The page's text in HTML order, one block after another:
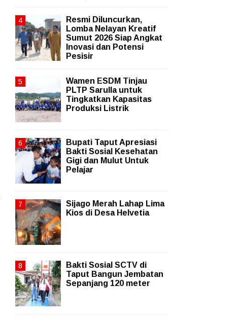
Resmi Diluncurkan,
Lomba Nelayan Kreatif
Sumut 2026 Siap Angkat
Inovasi dan Potensi
Pesisir
Wamen ESDM Tinjau
PLTP Sarulla untuk
Tingkatkan Kapasitas
Produksi Listrik
Bupati Taput Apresiasi
Bakti Sosial Kesehatan
Gigi dan Mulut Untuk
Pelajar
Sijago Merah Lahap Lima
Kios di Desa Helvetia
Bakti Sosial SCTV di
Taput Bangun Jembatan
Sepanjang 120 meter